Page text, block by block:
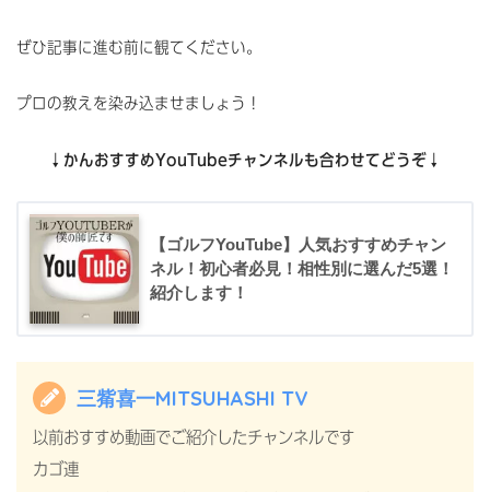
ぜひ記事に進む前に観てください。
プロの教えを染み込ませましょう！
↓かんおすすめYouTubeチャンネルも合わせてどうぞ↓
【ゴルフYouTube】人気おすすめチャン
ネル！初心者必見！相性別に選んだ5選！
紹介します！
三觜喜一MITSUHASHI TV
以前おすすめ動画でご紹介したチャンネルです
カゴ連